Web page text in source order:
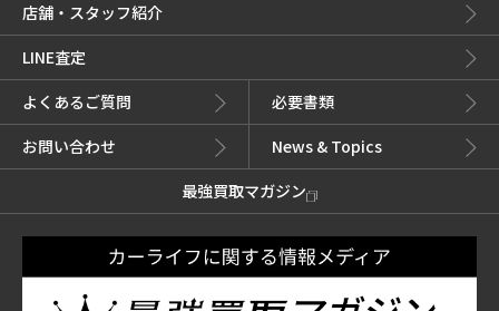
店舗・スタッフ紹介
LINE査定
よくあるご質問
必要書類
お問い合わせ
News & Topics
最強買取マガジン